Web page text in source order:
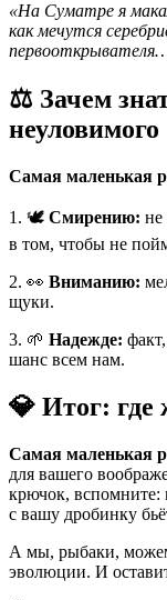
«На Суматре я
как мечутся
⚖️ Зачем
неуловимого
Самая маленькая
1. 🕊️ Смирению: не
в том, чтобы не
2. 👀 Вниманию:
щуки.
3. 🌱 Надежде:
шанс всем нам.
💎 Итог: где
Самая маленькая
для вашего
крючок, вспомните:
с вашу дробинку
А мы, рыбаки,
эволюции. И